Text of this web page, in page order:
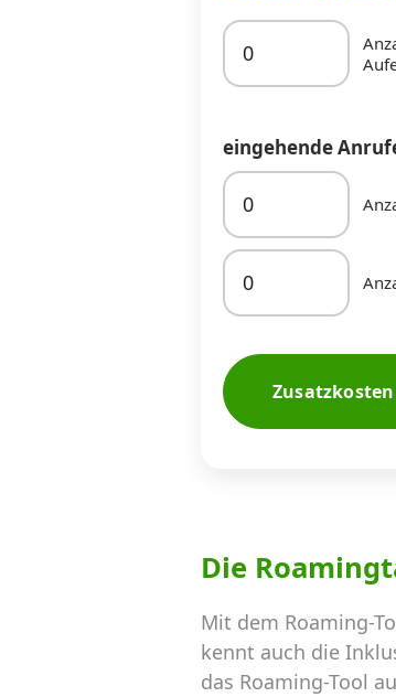
eingehende
Die
Mit dem Roaming-
kennt auch die
das Roaming-Tool